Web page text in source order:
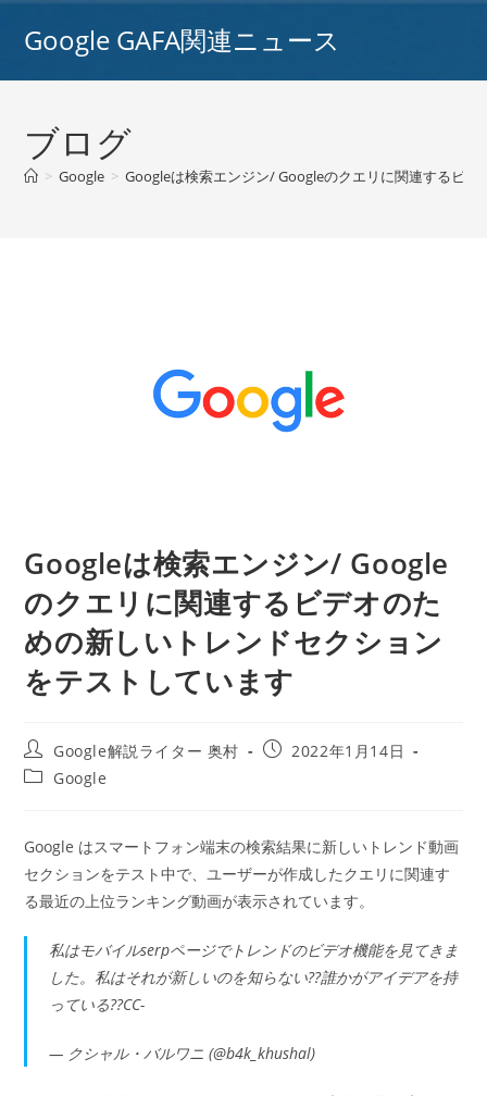
Google GAFA関連ニュース
ブログ
> Google > Googleは検索エンジン/ Googleのクエリに関連するビ
Googleは検索エンジン/ Google
のクエリに関連するビデオのた
めの新しいトレンドセクション
をテストしています
投
稿
者:
Google解説ライター 奥村
投
2022年1月14日
投
テ
ゴ
リ
ー:
Google
Google はスマートフォン端末の検索結果に新しいトレンド動画
セクションをテスト中で、ユーザーが作成したクエリに関連す
る最近の上位ランキング動画が表示されています。
私はモバイルserpページでトレンドのビデオ機能を見てきま
した。私はそれが新しいのを知らない??誰かがアイデアを持
っている??CC-
— クシャル・バルワニ (@b4k_khushal)